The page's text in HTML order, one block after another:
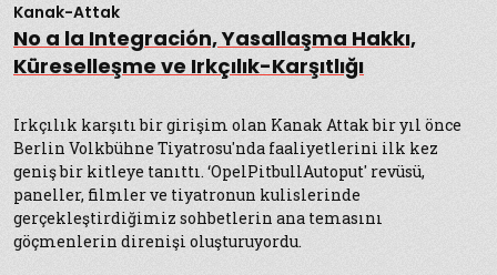
Kanak-Attak
No a la Integración, Yasallaşma Hakkı,
Küreselleşme ve Irkçılık-Karşıtlığı
Irkçılık karşıtı bir girişim olan Kanak Attak bir yıl önce
Berlin Volkbühne Tiyatrosu'nda faaliyetlerini ilk kez
geniş bir kitleye tanıttı. ‘OpelPitbullAutoput' revüsü,
paneller, filmler ve tiyatronun kulislerinde
gerçekleştirdiğimiz sohbetlerin ana temasını
göçmenlerin direnişi oluşturuyordu.